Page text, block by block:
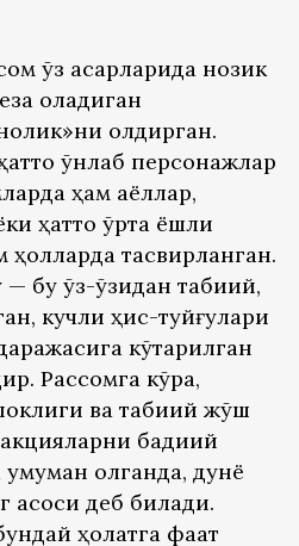
ўз асарларида нозик
оладиган
қолдирган.
ўнлаб персонажлар
ҳам аёллар,
ҳатто ўрта ёшли
тасвирланган.
бу ўз-ўзидан табиий,
кучли ҳис-туйғулари
кўтарилган
Рассомга кўра,
ва табиий жўш
бадиий
олганда, дунё
асоси деб билади.
ҳолатга фақат